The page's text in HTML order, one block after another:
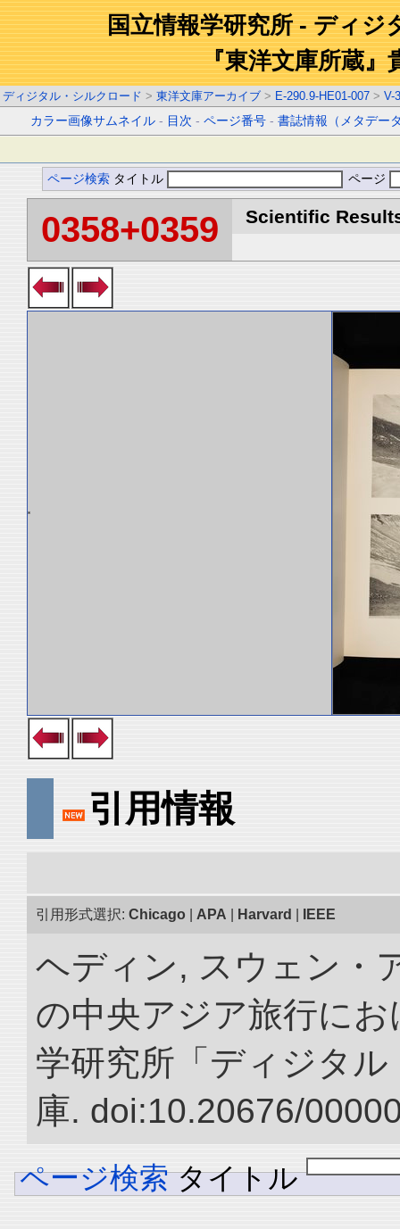
国立情報学研究所 - ディジ
『東洋文庫所蔵』
ディジタル・シルクロード > 東洋文庫アーカイブ > E-290.9-HE01-007 > V-3
カラー画像サムネイル - 目次 -ページ番号 -書誌情報（メタデー
ページ検索 タイトル ページ
0358+0359 Scientific
引用情報
引用形式選択: Chicago APA Harvard IEEE
ヘディン, スウェン・
の中央アジア旅行にお
学研究所「ディジタ
庫. doi:10.20676/
ページ検索 タイトル